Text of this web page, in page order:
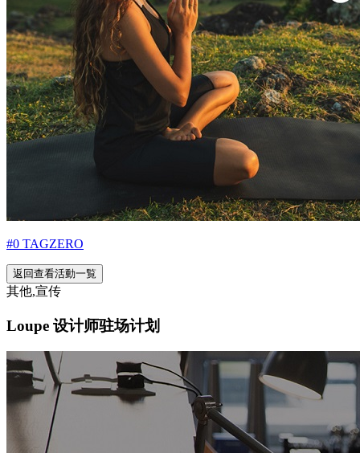
#0 TAGZERO
返回查看活動一覧
其他,宣传
Loupe 设计师驻场计划